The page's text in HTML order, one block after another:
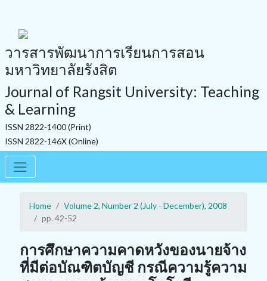
วารสารพัฒนาการเรียนการสอน
มหาวิทยาลัยรังสิต
Journal of Rangsit University: Teaching
& Learning
ISSN 2822-1400 (Print)
ISSN 2822-146X (Online)
Home
Volume 2, Number 2 (July - December), 2008
pp. 42-52
การศึกษาความคาดหวังของนายจ้าง
ที่มีต่อบัณฑิตบัญชี กรณีความรู้ความ